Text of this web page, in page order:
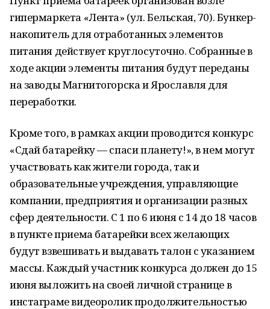
гипермаркета «Лента» (ул. Бельская, 70). Бункер-
накопитель для отработанных элементов
питания действует круглосуточно. Собранные в
ходе акции элементы питания будут переданы
на заводы Магнитогорска и Ярославля для
переработки.
Кроме того, в рамках акции проводится конкурс
«Сдай батарейку — спаси планету!», в нем могут
участвовать как жители города, так и
образовательные учреждения, управляющие
компании, предприятия и организации разных
сфер деятельности. С 1 по 6 июня с 14 до 18 часов
в пункте приема батарейки всех желающих
будут взвешивать и выдавать талон с указанием
массы. Каждый участник конкурса должен до 15
июня выложить на своей личной странице в
инстаграме видеоролик продолжительностью